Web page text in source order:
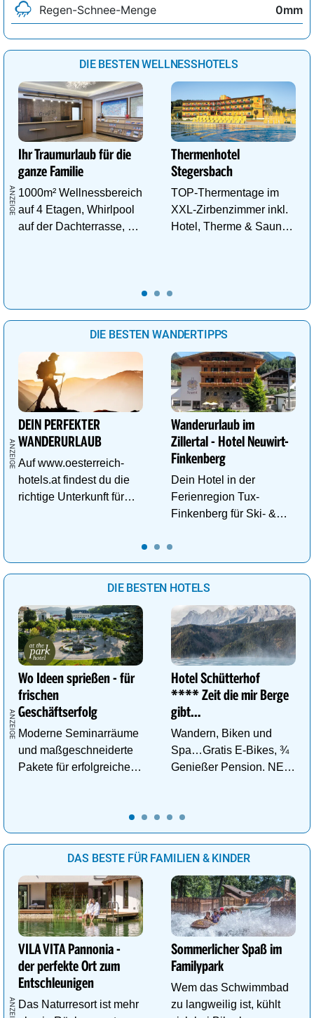
Regen-Schnee-Menge
0mm
DIE BESTEN WELLNESSHOTELS
Ihr Traumurlaub für die
ganze Familie
1000m² Wellnessbereich
auf 4 Etagen, Whirlpool
auf der Dachterrasse, 4
Thermenhotel
Stegersbach
TOP-Thermentage im
XXL-Zirbenzimmer inkl.
Hotel, Therme & Sauna
DIE BESTEN WANDERTIPPS
DEIN PERFEKTER
WANDERURLAUB
Auf www.oesterreich-
hotels.at findest du die
richtige Unterkunft für
Wanderurlaub im
Zillertal - Hotel Neuwirt-
Finkenberg
Dein Hotel in der
Ferienregion Tux-
Finkenberg für Ski- &
bis zu 3250m.
DIE BESTEN HOTELS
Wo Ideen sprießen - für
frischen
Geschäftserfolg
Moderne Seminarräume
und maßgeschneiderte
Pakete für erfolgreiche
Hotel Schütterhof
**** Zeit die mir Berge
gibt…
Wandern, Biken und
Spa…Gratis E-Bikes, ¾
Genießer Pension. NEU:
DAS BESTE FÜR FAMILIEN & KINDER
VILA VITA Pannonia -
der perfekte Ort zum
Entschleunigen
Das Naturresort ist mehr
Sommerlicher Spaß im
Familypark
Wem das Schwimmbad
zu langweilig ist, kühlt